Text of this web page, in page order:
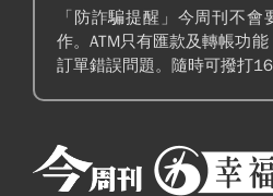
「防詐騙提醒」今周刊不會
作。ATM只有匯款及轉帳功
訂單錯誤問題。隨時可撥打